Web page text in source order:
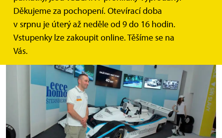
Děkujeme za pochopení. Otevírací doba
v srpnu je úterý až neděle od 9 do 16 hodin.
Vstupenky lze zakoupit online. Těšíme se na
Vás.
Ecce Homo park